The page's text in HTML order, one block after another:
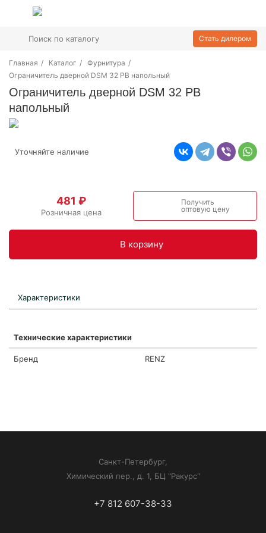
Стать дилером
Главная / Каталог / Фурнитура /
Ограничитель дверной DSM 32 PB напольный
Ограничитель дверной DSM 32 PB
напольный
Уточняйте наличие
481 ₽
Розничная цена
Получить
оптовую цену
В корзинy
Характеристики
Технические характеристики
Бренд RENZ
Санкт-Петербург,
Химический пер., д. 1, БЦ "Ракурс"
+7 812 607-38-33